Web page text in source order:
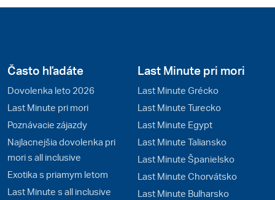
Často hľadáte
Dovolenka leto 2026
Last Minute pri mori
Poznávacie zájazdy
Najlacnejšia dovolenka pri
mori s all inclusive
Exotika s priamym letom
Last Minute s all inclusive
Last Minute pri mori
Last Minute Grécko
Last Minute Turecko
Last Minute Egypt
Last Minute Taliansko
Last Minute Španielsko
Last Minute Chorvátsko
Last Minute Bulharsko